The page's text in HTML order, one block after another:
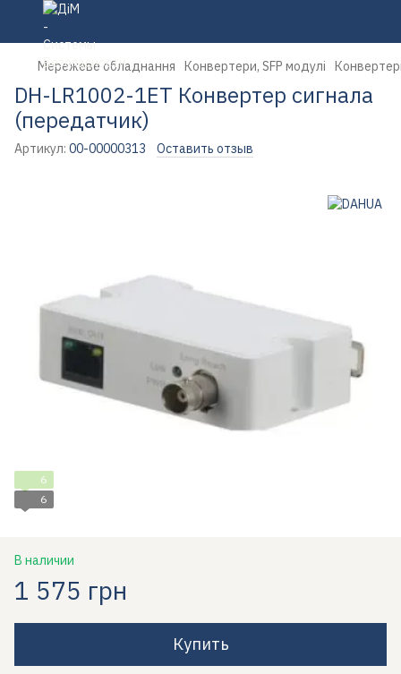
Мережеве обладнання Конвертери, SFP модулі
DH-LR1002-1ET Конвертер сигнала
(передатчик)
Артикул: 00-00000313 Оставить отзыв
6
6
В наличии
1 575 грн
Купить